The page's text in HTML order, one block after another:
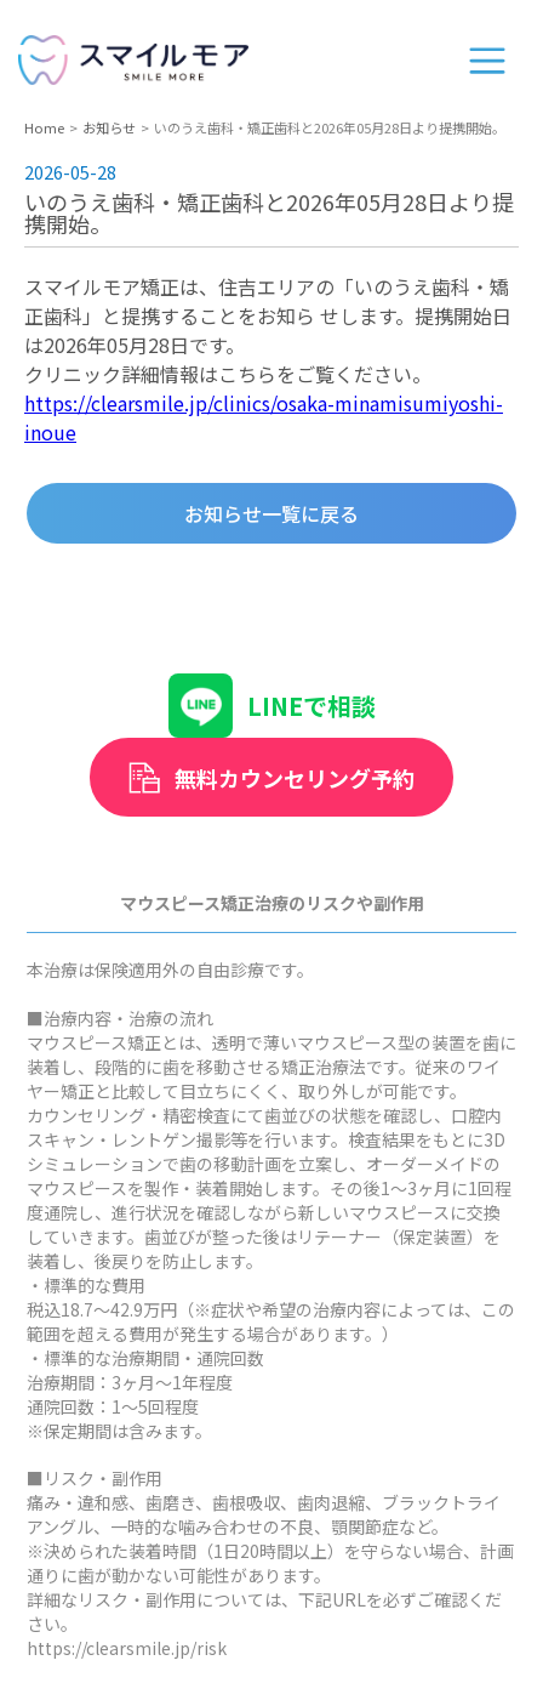
Home お知らせ いのうえ歯科・矯正歯科と2026年05⽉28⽇より提携開始。
2026-05-28
いのうえ歯科・矯正歯科と2026年05⽉28⽇より提
携開始。
スマイルモア矯正は、住吉エリアの「いのうえ歯科・矯
正歯科」と提携することをお知ら せします。提携開始⽇
は2026年05⽉28⽇です。
クリニック詳細情報はこちらをご覧ください。
https://clearsmile.jp/clinics/osaka-minamisumiyoshi-
inoue
お知らせ一覧に戻る
LINEで相談
無料カウンセリング予約
マウスピース矯正治療のリスクや副作用
本治療は保険適用外の自由診療です。
■治療内容・治療の流れ
マウスピース矯正とは、透明で薄いマウスピース型の装置を歯に
装着し、段階的に歯を移動させる矯正治療法です。従来のワイ
ヤー矯正と比較して目立ちにくく、取り外しが可能です。
カウンセリング・精密検査にて歯並びの状態を確認し、口腔内
スキャン・レントゲン撮影等を行います。検査結果をもとに3D
シミュレーションで歯の移動計画を立案し、オーダーメイドの
マウスピースを製作・装着開始します。その後1～3ヶ月に1回程
度通院し、進行状況を確認しながら新しいマウスピースに交換
していきます。歯並びが整った後はリテーナー（保定装置）を
装着し、後戻りを防止します。
・標準的な費用
税込18.7～42.9万円（※症状や希望の治療内容によっては、この
範囲を超える費用が発生する場合があります。）
・標準的な治療期間・通院回数
治療期間：3ヶ月～1年程度
通院回数：1～5回程度
※保定期間は含みます。
■リスク・副作用
痛み・違和感、歯磨き、歯根吸収、歯肉退縮、ブラックトライ
アングル、一時的な噛み合わせの不良、顎関節症など。
※決められた装着時間（1日20時間以上）を守らない場合、計画
通りに歯が動かない可能性があります。
詳細なリスク・副作用については、下記URLを必ずご確認くだ
さい。
https://clearsmile.jp/risk